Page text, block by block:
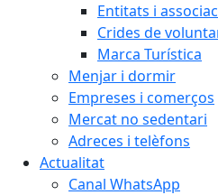
Entitats i
Crides de
Marca Turística
Menjar i dormir
Empreses i comerços
Mercat no sedentari
Adreces i telèfons
Actualitat
Canal WhatsApp